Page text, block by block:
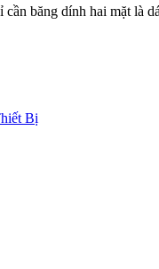
băng dính hai mặt là
Bị